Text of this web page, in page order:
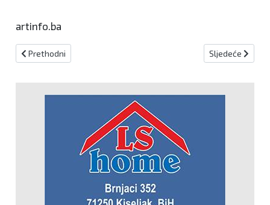
artinfo.ba
Prethodni članak: (VIDEO) Voditelj popularne emisije oformio
Prethodni Sljedeći
Sljedeće